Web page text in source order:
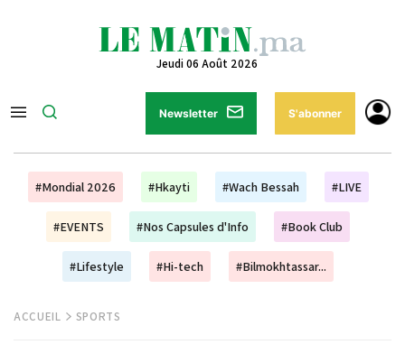
Jeudi 06 Août 2026
Newsletter S'abonner
#Mondial 2026 #Hkayti #Wach Bessah #LIVE
#EVENTS #Nos Capsules d'Info #Book Club
#Lifestyle #Hi-tech #Bilmokhtassar...
ACCUEIL SPORTS